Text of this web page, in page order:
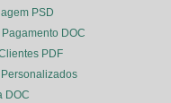
PSD
DOC
PDF
DOC